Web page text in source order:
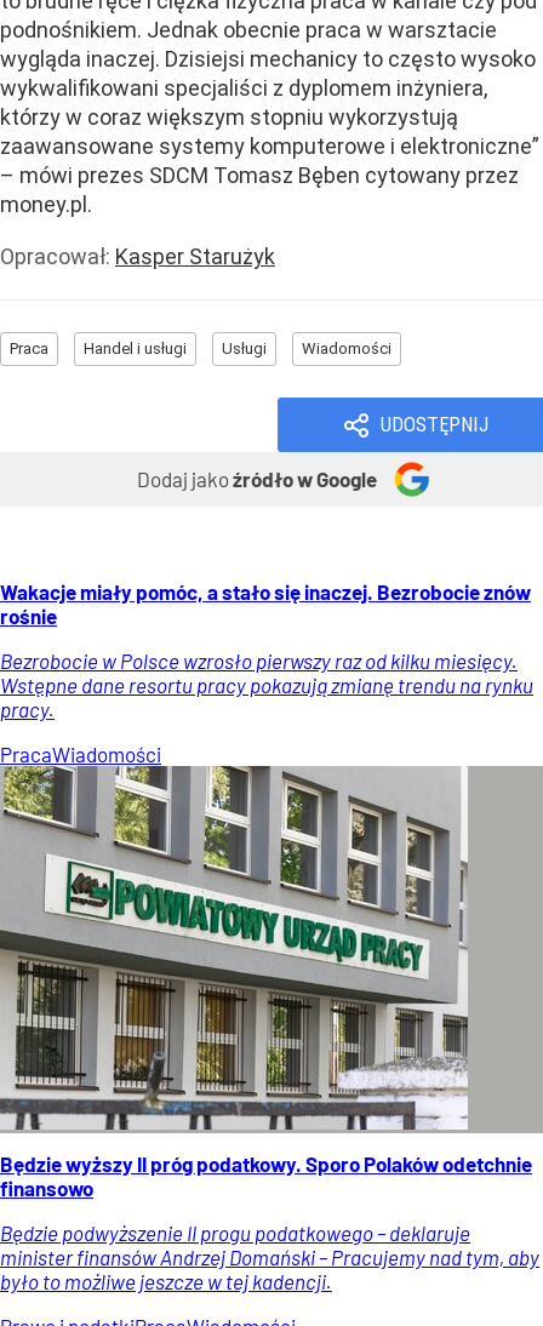
podnośnikiem. Jednak obecnie praca w warsztacie
wygląda inaczej. Dzisiejsi mechanicy to często wysoko
wykwalifikowani specjaliści z dyplomem inżyniera,
którzy w coraz większym stopniu wykorzystują
zaawansowane systemy komputerowe i elektroniczne”
– mówi prezes SDCM Tomasz Bęben cytowany przez
money.pl.
Opracował: Kasper Starużyk
Praca Handel i usługi Usługi Wiadomości
UDOSTĘPNIJ
Dodaj jakoźródło w Google
Wakacje miały pomóc, a stało się inaczej. Bezrobocie znów
rośnie
Bezrobocie w Polsce wzrosło pierwszy raz od kilku miesięcy.
Wstępne dane resortu pracy pokazują zmianę trendu na rynku
pracy.
PracaWiadomości
Będzie wyższy II próg podatkowy. Sporo Polaków odetchnie
finansowo
Będzie podwyższenie II progu podatkowego – deklaruje
minister finansów Andrzej Domański – Pracujemy nad tym, aby
było to możliwe jeszcze w tej kadencji.